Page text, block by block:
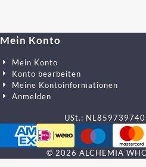
Mein Konto
Mein Konto
Konto bearbeiten
Meine Kontoinformationen
Anmelden
USt.:
© 2026 ALCHEMIA